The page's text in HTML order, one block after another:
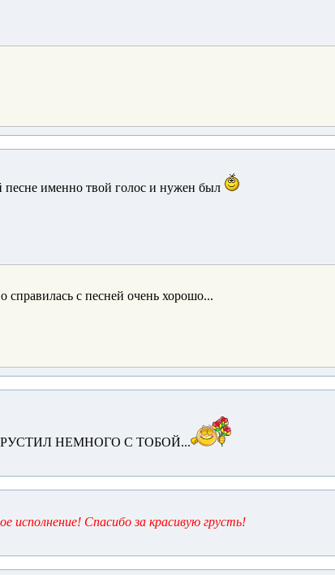
песне именно твой голос и нужен был
справилась с песней очень хорошо...
НЕМНОГО С ТОБОЙ...
исполнение! Спасибо за красивую грусть!